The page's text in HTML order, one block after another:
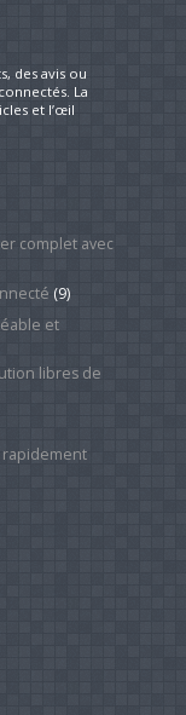
des avis ou
La
et l’œil
complet avec
(9)
et
libres de
rapidement